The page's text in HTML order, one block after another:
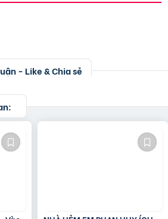
- Like & Chia sẻ